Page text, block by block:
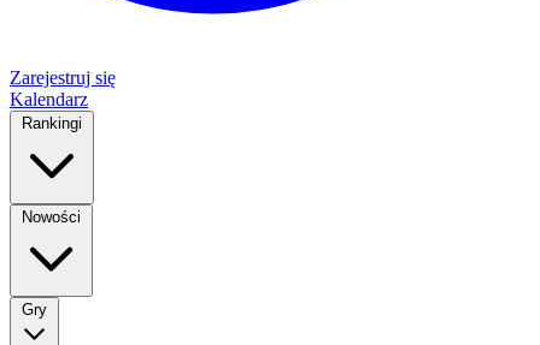
Zarejestruj się
Kalendarz
Rankingi
Nowości
Gry